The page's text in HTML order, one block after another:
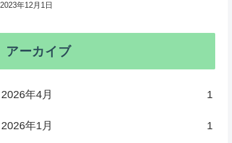
2023年12月1日
アーカイブ
2026年4月 1
2026年1月 1